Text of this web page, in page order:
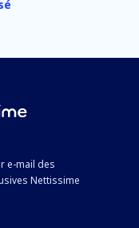
e-mail des
Nettissime